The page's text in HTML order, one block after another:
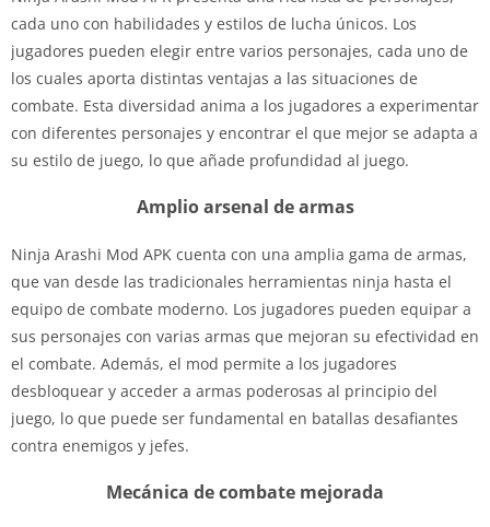
cada uno con habilidades y estilos de lucha únicos. Los
jugadores pueden elegir entre varios personajes, cada uno de
los cuales aporta distintas ventajas a las situaciones de
combate. Esta diversidad anima a los jugadores a experimentar
con diferentes personajes y encontrar el que mejor se adapta a
su estilo de juego, lo que añade profundidad al juego.
Amplio arsenal de armas
Ninja Arashi Mod APK cuenta con una amplia gama de armas,
que van desde las tradicionales herramientas ninja hasta el
equipo de combate moderno. Los jugadores pueden equipar a
sus personajes con varias armas que mejoran su efectividad en
el combate. Además, el mod permite a los jugadores
desbloquear y acceder a armas poderosas al principio del
juego, lo que puede ser fundamental en batallas desafiantes
contra enemigos y jefes.
Mecánica de combate mejorada